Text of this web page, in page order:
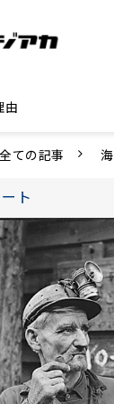
由
全ての記事
ト